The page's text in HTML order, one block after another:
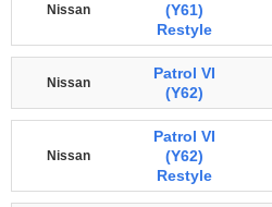
Nissan
(Y61)
Restyle
Nissan
Patrol VI
(Y62)
Nissan
Patrol VI
(Y62)
Restyle